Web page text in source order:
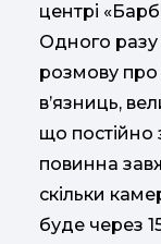
центрі
Одного разу
розмову про
в’язниць,
що постійно
повинна
скільки
буде через